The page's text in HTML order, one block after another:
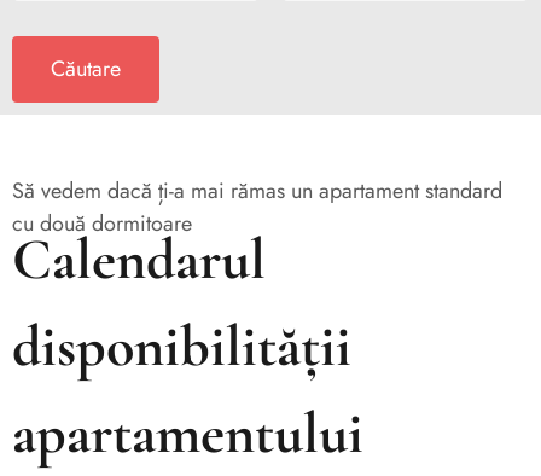
Să vedem dacă ți-a mai rămas un apartament standard
cu două dormitoare
Calendarul
disponibilității
apartamentului